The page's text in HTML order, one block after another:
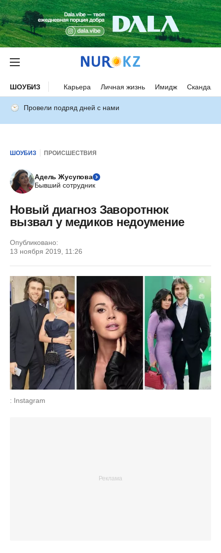
ШОУБИЗ Карьера Личная жизнь Имидж Скандалы
Провели подряд дней с нами
ШОУБИЗ ПРОИСШЕСТВИЯ
Адель Жусупова
Бывший сотрудник
Новый диагноз Заворотнюк
вызвал у медиков недоумение
Опубликовано:
13 ноября 2019, 11:26
: Instagram